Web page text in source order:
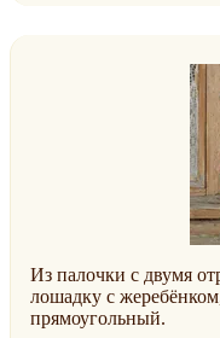
Из палочки с двумя
лошадку с
прямоугольный.